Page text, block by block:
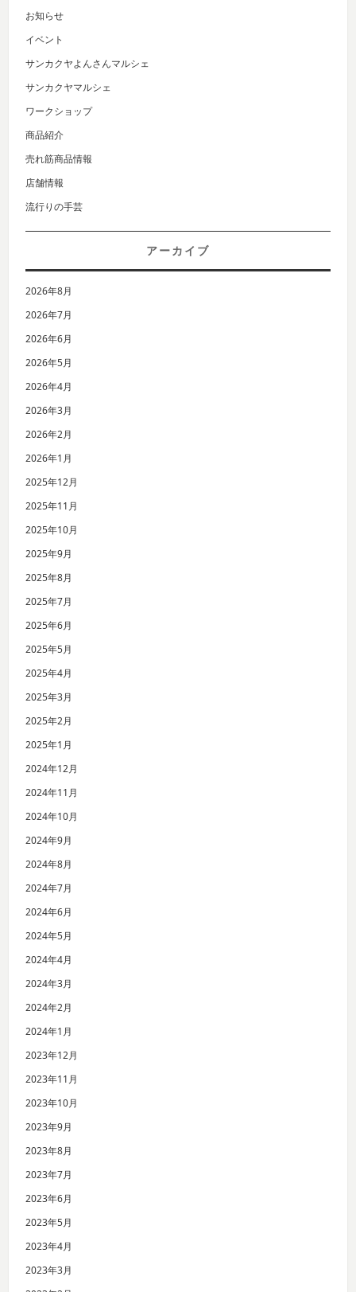
お知らせ
イベント
サンカクヤよんさんマルシェ
サンカクヤマルシェ
ワークショップ
商品紹介
売れ筋商品情報
店舗情報
流行りの手芸
アーカイブ
2026年8月
2026年7月
2026年6月
2026年5月
2026年4月
2026年3月
2026年2月
2026年1月
2025年12月
2025年11月
2025年10月
2025年9月
2025年8月
2025年7月
2025年6月
2025年5月
2025年4月
2025年3月
2025年2月
2025年1月
2024年12月
2024年11月
2024年10月
2024年9月
2024年8月
2024年7月
2024年6月
2024年5月
2024年4月
2024年3月
2024年2月
2024年1月
2023年12月
2023年11月
2023年10月
2023年9月
2023年8月
2023年7月
2023年6月
2023年5月
2023年4月
2023年3月